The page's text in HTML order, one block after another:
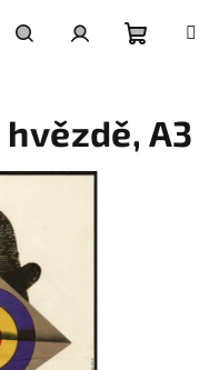
košík
A3